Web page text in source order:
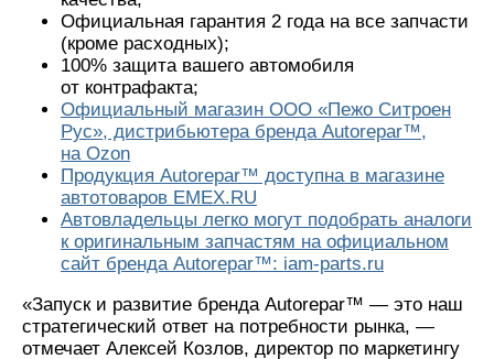
Официальная гарантия 2 года на все запчасти
(кроме расходных);
100% защита вашего автомобиля
от контрафакта;
Официальный магазин ООО «Пежо Ситроен
Рус», дистрибьютера бренда Autorepar™,
на Ozon
Продукция Autorepar™ доступна в магазине
автотоваров EMEX.RU
Автовладельцы легко могут подобрать аналоги
к оригинальным запчастям на официальном
сайт бренда Autorepar™: iam-parts.ru
«Запуск и развитие бренда Autorepar™ — это наш
стратегический ответ на потребности рынка, —
отмечает Алексей Козлов, директор по маркетингу